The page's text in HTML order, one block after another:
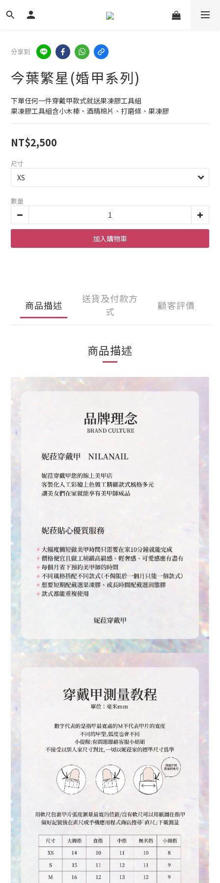
分享到
今葉繁星(婚甲系列)
下單任何一件穿戴甲款式就送果凍膠工具組
果凍膠工具組含小木棒、酒精棉片、打磨條、果凍膠
NT$2,500
尺寸
數量
加入購物車
商品描述
送貨及付款方
式
顧客評價
商品描述